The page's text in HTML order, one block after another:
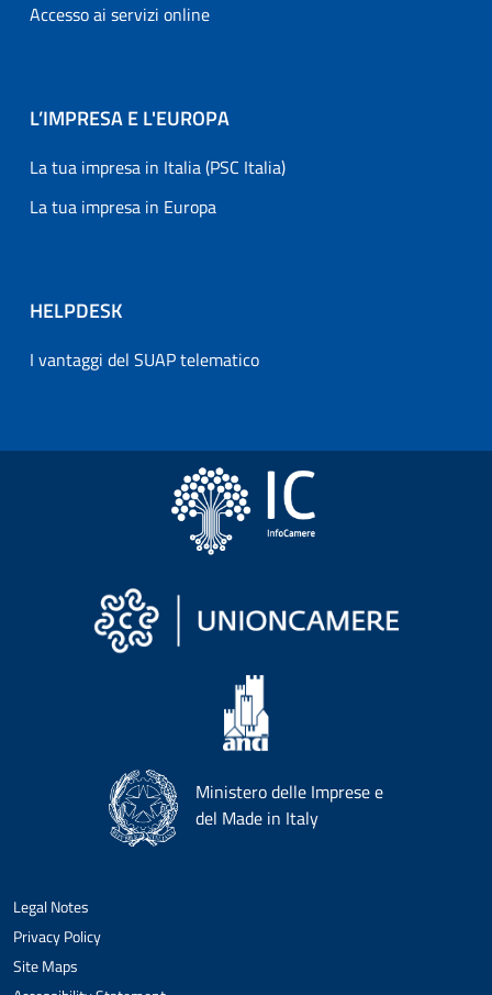
Accesso ai servizi online
L’IMPRESA E L'EUROPA
La tua impresa in Italia (PSC Italia)
La tua impresa in Europa
HELPDESK
I vantaggi del SUAP telematico
Ministero delle Imprese e
del Made in Italy
Legal Notes
Privacy Policy
Site Maps